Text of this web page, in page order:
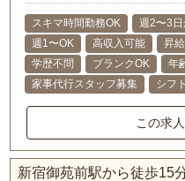
スキマ時間勤務OK 週2〜3
週1〜OK
高収入可能 昇
学歴不問
ブランクOK 年
家事代行スタッフ募集
シフ
この求
新宿御苑前駅から徒歩15